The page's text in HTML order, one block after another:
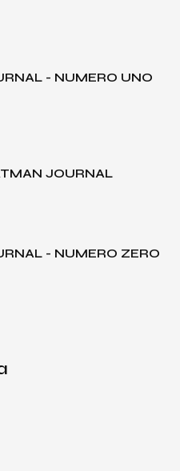
- NUMERO UNO
JOURNAL
- NUMERO ZERO